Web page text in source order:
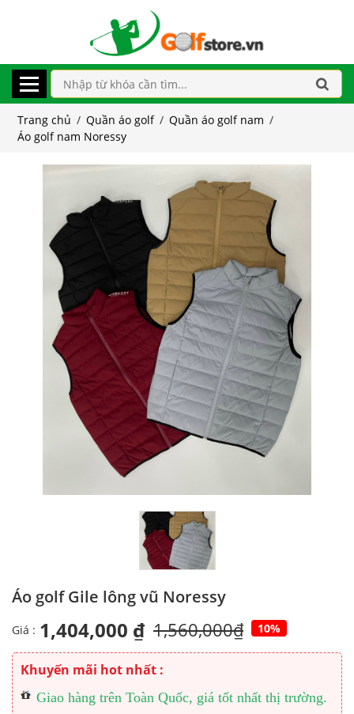
Trang chủ / Quần áo golf / Quần áo golf nam /
Áo golf nam Noressy
Áo golf Gile lông vũ Noressy
Giá : 1,404,000 ₫ 1,560,000₫ 10%
Khuyến mãi hot nhất :
Giao hàng trên Toàn Quốc, giá tốt nhất thị trường.